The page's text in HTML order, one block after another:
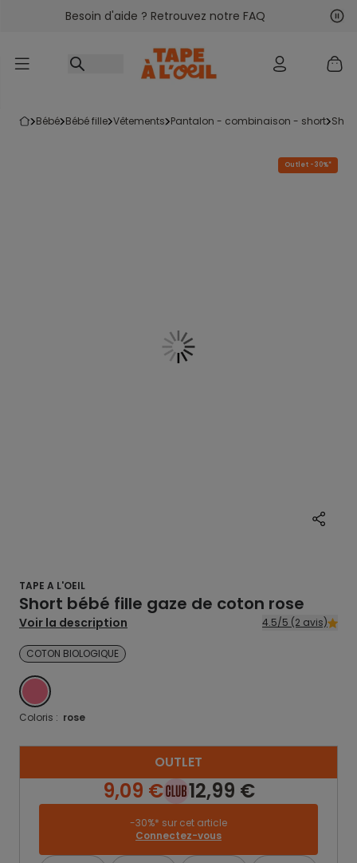
Accéder au contenu
Besoin d'aide ? Retrouvez notre FAQ
bébé bébé fille vêtements pantalon - combinaison - short short
Outlet -30%*
TAPE A L'OEIL
Short bébé fille gaze de coton rose
Voir la description 4.5/5 (2 avis)
COTON BIOLOGIQUE
ROSE
Coloris : rose
OUTLET
9,09 € 12,99 €
-30%* sur cet article
Connectez-vous